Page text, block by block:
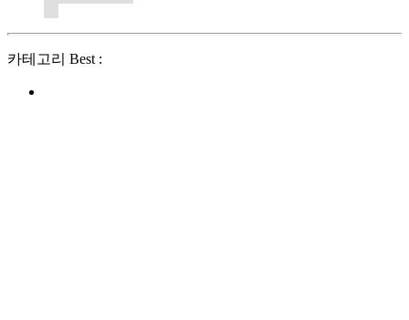
카테고리 Best :